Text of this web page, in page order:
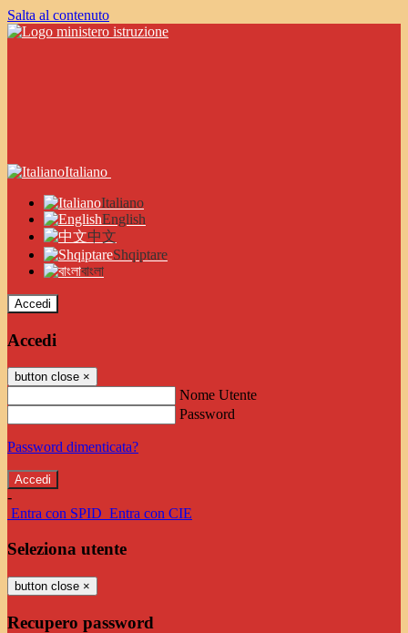
Salta al contenuto
Italiano
Italiano
English
中文
Shqiptare
বাংলা
Accedi
Accedi
button close ×
Nome Utente
Password
Password dimenticata?
-
Entra con SPID Entra con CIE
Seleziona utente
button close ×
Recupero password